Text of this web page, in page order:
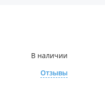
В наличии
Отзывы